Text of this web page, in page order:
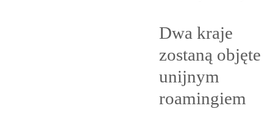
Dwa kraje
zostaną objęte
unijnym
roamingiem